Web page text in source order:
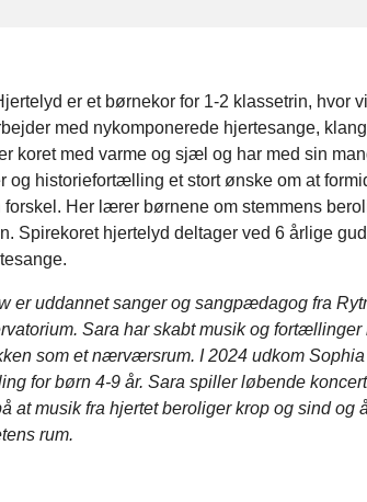
er et børnekor for 1-2 klassetrin, hvor
med nykomponerede hjertesange,
koret med varme og sjæl og har med sin
og historiefortælling et stort ønske om at
forskel. Her lærer børnene om stemmens
Spirekoret hjertelyd deltager ved 6 årlige
er uddannet sanger og sangpædagog fra
Sara har skabt musik og fortællinger
som et nærværsrum. I 2024 udkom
for børn 4-9 år. Sara spiller løbende
at musik fra hjertet beroliger krop og sind og
rum.